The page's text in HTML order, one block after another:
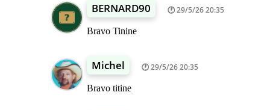
BERNARD90 29/5/26 20:35
Bravo Tinine
Michel 29/5/26 20:35
Bravo titine